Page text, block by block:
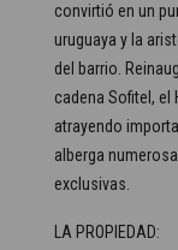
convirtió en un
uruguaya y la
del barrio.
cadena Sofitel, el
atrayendo
alberga
exclusivas.
LA PROPIEDAD: